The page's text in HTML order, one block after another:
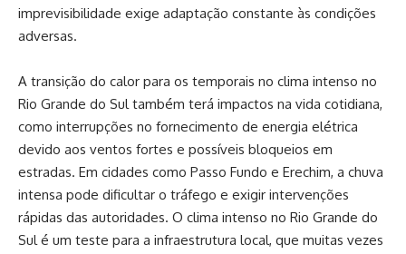
imprevisibilidade exige adaptação constante às condições
adversas.
A transição do calor para os temporais no clima intenso no
Rio Grande do Sul também terá impactos na vida cotidiana,
como interrupções no fornecimento de energia elétrica
devido aos ventos fortes e possíveis bloqueios em
estradas. Em cidades como Passo Fundo e Erechim, a chuva
intensa pode dificultar o tráfego e exigir intervenções
rápidas das autoridades. O clima intenso no Rio Grande do
Sul é um teste para a infraestrutura local, que muitas vezes